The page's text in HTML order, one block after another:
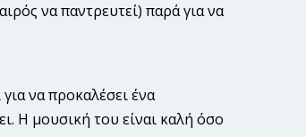
να παντρευτεί) παρά για να
να προκαλέσει ένα
Η μουσική του είναι καλή όσο